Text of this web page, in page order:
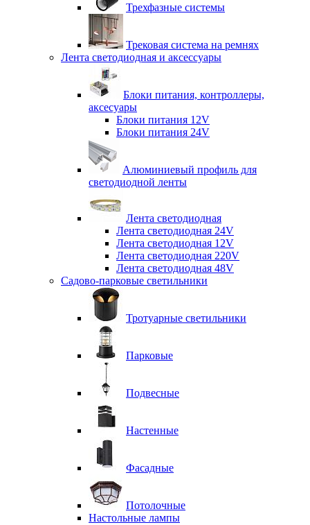
Трехфазные системы
Трековая система на ремнях
Лента светодиодная и аксессуары
Блоки питания, контроллеры,
аксесуары
Блоки питания 12V
Блоки питания 24V
Алюминиевый профиль для
светодиодной ленты
Лента светодиодная
Лента светодиодная 24V
Лента светодиодная 12V
Лента светодиодная 220V
Лента светодиодная 48V
Садово-парковые светильники
Тротуарные светильники
Парковые
Подвесные
Настенные
Фасадные
Потолочные
Настольные лампы